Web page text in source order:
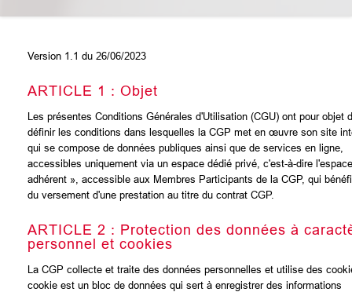
Version 1.1 du 26/06/2023
ARTICLE 1 : Objet
Les présentes Conditions Générales d'Utilisation (CGU) ont pour objet
définir les conditions dans lesquelles la CGP met en œuvre son site
qui se compose de données publiques ainsi que de services en ligne,
accessibles uniquement via un espace dédié privé, c'est-à-dire
adhérent », accessible aux Membres Participants de la CGP, qui
du versement d'une prestation au titre du contrat CGP.
ARTICLE 2 : Protection des données à
personnel et cookies
La CGP collecte et traite des données personnelles et utilise des
cookie est un bloc de données qui sert à enregistrer des informations